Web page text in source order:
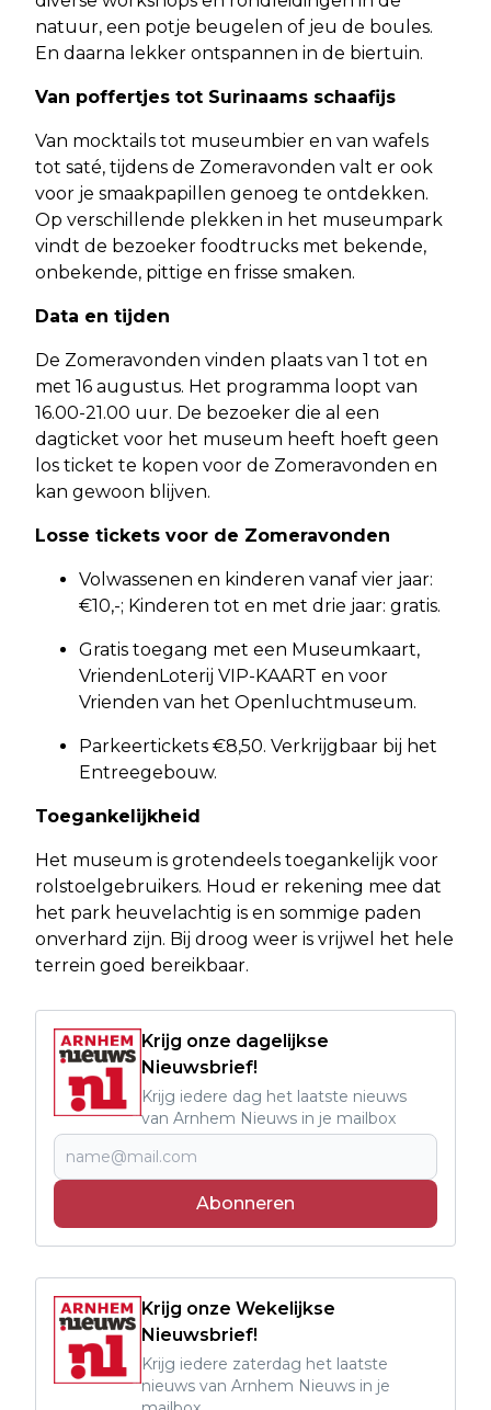
natuur, een potje beugelen of jeu de boules.
En daarna lekker ontspannen in de biertuin.
Van poffertjes tot Surinaams schaafijs
Van mocktails tot museumbier en van wafels
tot saté, tijdens de Zomeravonden valt er ook
voor je smaakpapillen genoeg te ontdekken.
Op verschillende plekken in het museumpark
vindt de bezoeker foodtrucks met bekende,
onbekende, pittige en frisse smaken.
Data en tijden
De Zomeravonden vinden plaats van 1 tot en
met 16 augustus. Het programma loopt van
16.00-21.00 uur. De bezoeker die al een
dagticket voor het museum heeft hoeft geen
los ticket te kopen voor de Zomeravonden en
kan gewoon blijven.
Losse tickets voor de Zomeravonden
Volwassenen en kinderen vanaf vier jaar:
€10,-; Kinderen tot en met drie jaar: gratis.
Gratis toegang met een Museumkaart,
VriendenLoterij VIP-KAART en voor
Vrienden van het Openluchtmuseum.
Parkeertickets €8,50. Verkrijgbaar bij het
Entreegebouw.
Toegankelijkheid
Het museum is grotendeels toegankelijk voor
rolstoelgebruikers. Houd er rekening mee dat
het park heuvelachtig is en sommige paden
onverhard zijn. Bij droog weer is vrijwel het hele
terrein goed bereikbaar.
Krijg onze dagelijkse
Nieuwsbrief!
Krijg iedere dag het laatste nieuws
van Arnhem Nieuws in je mailbox
Abonneren
Krijg onze Wekelijkse
Nieuwsbrief!
Krijg iedere zaterdag het laatste
nieuws van Arnhem Nieuws in je